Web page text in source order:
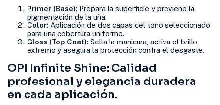
Primer (Base): Prepara la superficie y previene la
pigmentación de la uña.
Color: Aplicación de dos capas del tono seleccionado
para una cobertura uniforme.
Gloss (Top Coat): Sella la manicura, activa el brillo
extremo y asegura la protección contra el desgaste.
OPI Infinite Shine: Calidad
profesional y elegancia duradera
en cada aplicación.